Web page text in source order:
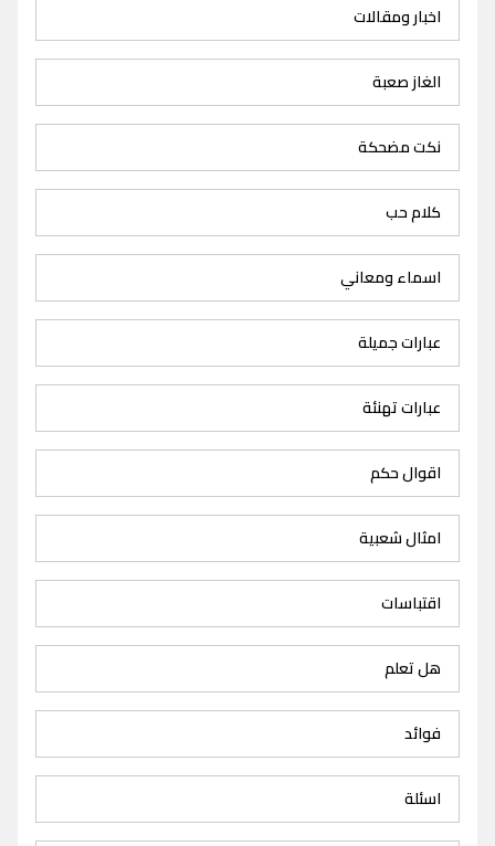
اخبار ومقالات
الغاز صعبة
نكت مضحكة
كلام حب
اسماء ومعاني
عبارات جميلة
عبارات تهنئة
اقوال حكم
امثال شعبية
اقتباسات
هل تعلم
فوائد
اسئلة